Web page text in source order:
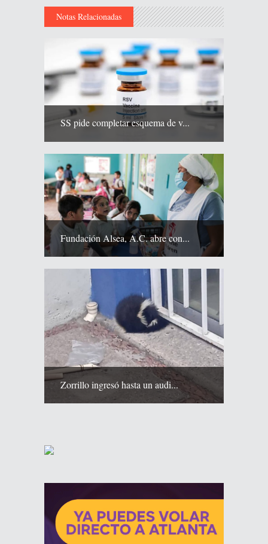
Notas Relacionadas
SS pide completar esquema de v...
Fundación Alsea, A.C. abre con...
Zorrillo ingresó hasta un audi...